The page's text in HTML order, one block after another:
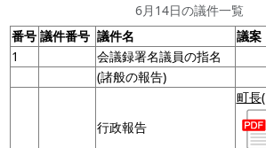
6月14日の議件一覧
番号 議件番号 議件名 議案
1
会議録署名議員の指名
(諸般の報告)
行政報告
町長(